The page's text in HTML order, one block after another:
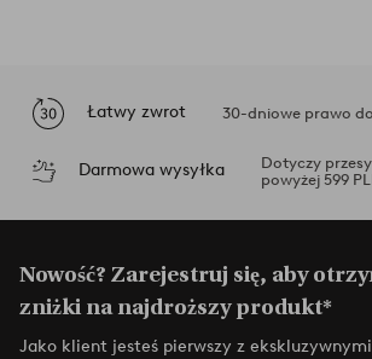
Łatwy zwrot 30-dniowe prawo
Darmowa wysyłka
Dotyczy
powyżej 599
Nowość? Zarejestruj się, aby
zniżki na najdroższy produkt*
Jako klient jesteś pierwszy z